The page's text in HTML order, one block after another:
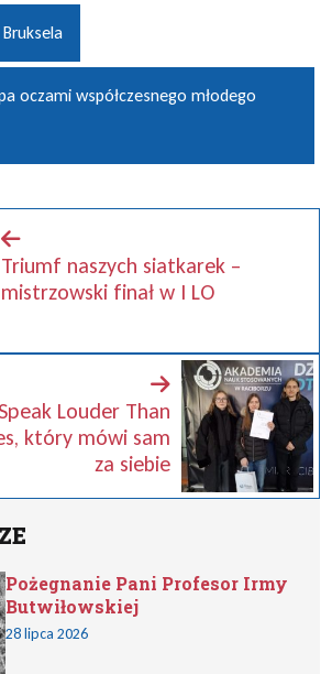
Bruksela
oczami współczesnego młodego
Triumf naszych siatkarek –
mistrzowski finał w I LO
Louder Than
który mówi sam
za siebie
Pożegnanie Pani Profesor Irmy
Butwiłowskiej
28 lipca 2026